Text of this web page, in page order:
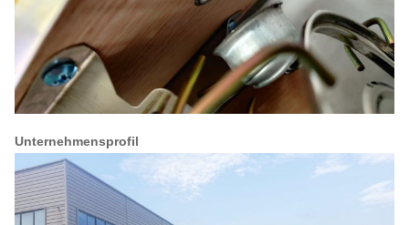
Unternehmensprofil